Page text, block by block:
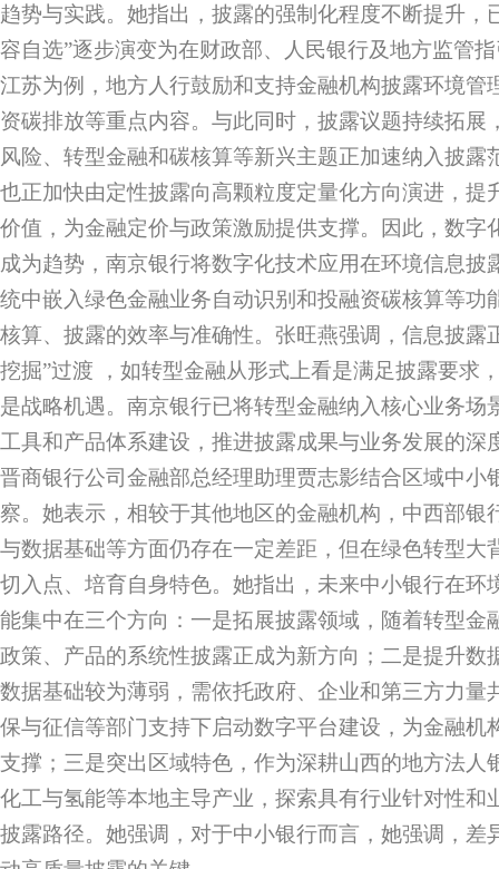
趋势与实践。她指出，披露的强制化程度不断提升，
容自选”逐步演变为在财政部、人民银行及地方监管
江苏为例，地方人行鼓励和支持金融机构披露环境管
资碳排放等重点内容。与此同时，披露议题持续拓展
风险、转型金融和碳核算等新兴主题正加速纳入披露
也正加快由定性披露向高颗粒度定量化方向演进，提
价值，为金融定价与政策激励提供支撑。因此，数字
成为趋势，南京银行将数字化技术应用在环境信息披
统中嵌入绿色金融业务自动识别和投融资碳核算等功
核算、披露的效率与准确性。张旺燕强调，信息披露
挖掘”过渡 ，如转型金融从形式上看是满足披露要求
是战略机遇。南京银行已将转型金融纳入核心业务场
工具和产品体系建设，推进披露成果与业务发展的深
晋商银行公司金融部总经理助理贾志影结合区域中小
察。她表示，相较于其他地区的金融机构，中西部银
与数据基础等方面仍存在一定差距，但在绿色转型大
切入点、培育自身特色。她指出，未来中小银行在环
能集中在三个方向：一是拓展披露领域，随着转型金
政策、产品的系统性披露正成为新方向；二是提升数
数据基础较为薄弱，需依托政府、企业和第三方力量
保与征信等部门支持下启动数字平台建设，为金融机
支撑；三是突出区域特色，作为深耕山西的地方法人
化工与氢能等本地主导产业，探索具有行业针对性和
披露路径。她强调，对于中小银行而言，她强调，差